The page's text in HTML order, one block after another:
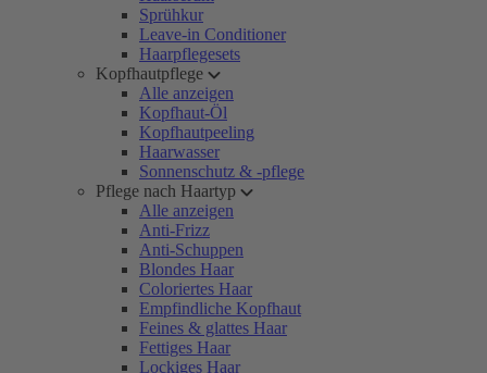
Sprühkur
Leave-in Conditioner
Haarpflegesets
Kopfhautpflege
Alle anzeigen
Kopfhaut-Öl
Kopfhautpeeling
Haarwasser
Sonnenschutz & -pflege
Pflege nach Haartyp
Alle anzeigen
Anti-Frizz
Anti-Schuppen
Blondes Haar
Coloriertes Haar
Empfindliche Kopfhaut
Feines & glattes Haar
Fettiges Haar
Lockiges Haar